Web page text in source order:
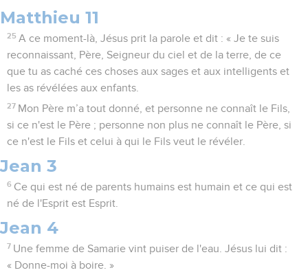
Matthieu 11
25 A ce moment-là, Jésus prit la parole et dit : « Je te suis
reconnaissant, Père, Seigneur du ciel et de la terre, de ce
que tu as caché ces choses aux sages et aux intelligents et
les as révélées aux enfants.
27 Mon Père m’a tout donné, et personne ne connaît le Fils,
si ce n'est le Père ; personne non plus ne connaît le Père, si
ce n'est le Fils et celui à qui le Fils veut le révéler.
Jean 3
6 Ce qui est né de parents humains est humain et ce qui est
né de l'Esprit est Esprit.
Jean 4
7 Une femme de Samarie vint puiser de l'eau. Jésus lui dit :
« Donne-moi à boire. »